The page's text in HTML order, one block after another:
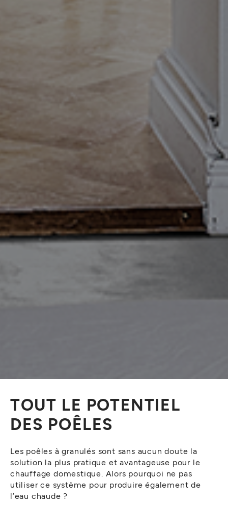
TOUT LE POTENTIEL
DES POÊLES
Les poêles à granulés sont sans aucun doute la
solution la plus pratique et avantageuse pour le
chauffage domestique. Alors pourquoi ne pas
utiliser ce système pour produire également de
l’eau chaude ?